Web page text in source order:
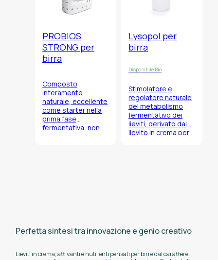
PROBIOS
STRONG per
birra
Composto
interamente
naturale, eccellente
come starter nella
prima fase
fermentativa, non
Lysopol per
birra
Disponibile Bio
Stimolatore e
regolatore naturale
del metabolismo
fermentativo dei
lieviti, derivato dal
lievito in crema per
Perfetta sintesi tra innovazione e genio creativo
Lieviti in crema, attivanti e nutrienti pensati per birre dal carattere